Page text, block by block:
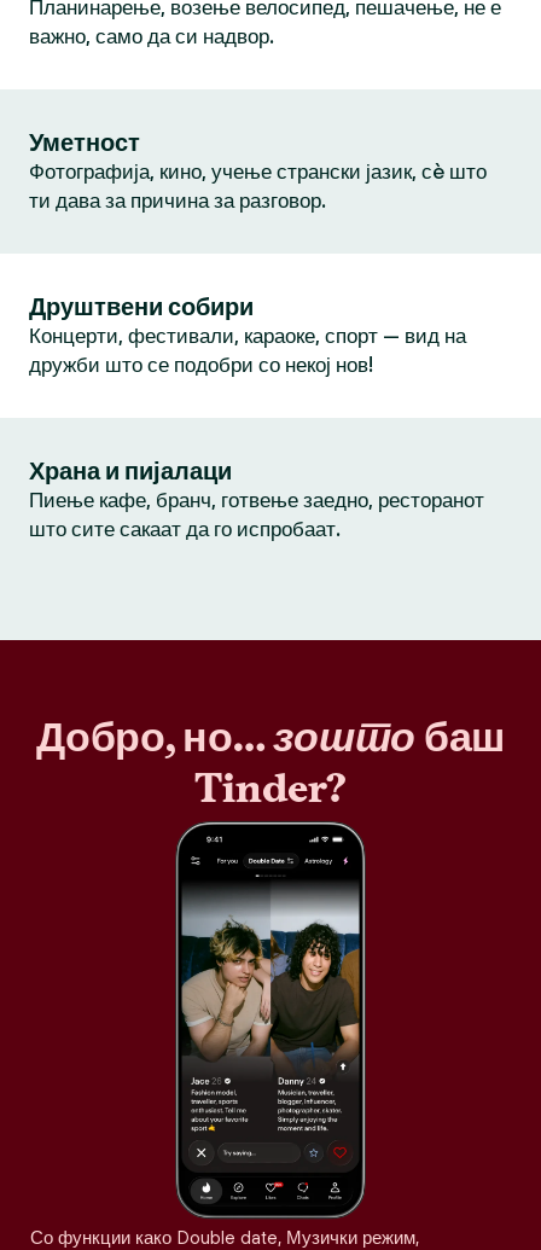
Планинарење, возење велосипед, пешачење, не е
важно, само да си надвор.
Уметност
Фотографија, кино, учење странски јазик, сè што
ти дава за причина за разговор.
Друштвени собири
Концерти, фестивали, караоке, спорт — вид на
дружби што се подобри со некој нов!
Храна и пијалаци
Пиење кафе, бранч, готвење заедно, ресторанот
што сите сакаат да го испробаат.
Добро, но…зошто баш
Tinder?
Со функции како Double date, Музички режим,